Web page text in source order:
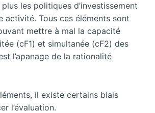
plus les politiques d’investissement
activité. Tous ces éléments sont
mettre à mal la capacité
(cF1) et simultanée (cF2) des
l’apanage de la rationalité
il existe certains biais
l’évaluation.